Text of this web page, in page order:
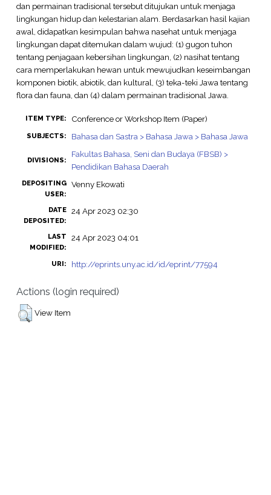
dan permainan tradisional tersebut ditujukan untuk menjaga
lingkungan hidup dan kelestarian alam. Berdasarkan hasil kajian
awal, didapatkan kesimpulan bahwa nasehat untuk menjaga
lingkungan dapat ditemukan dalam wujud: (1) gugon tuhon
tentang penjagaan kebersihan lingkungan, (2) nasihat tentang
cara memperlakukan hewan untuk mewujudkan keseimbangan
komponen biotik, abiotik, dan kultural, (3) teka-teki Jawa tentang
flora dan fauna, dan (4) dalam permainan tradisional Jawa.
ITEM TYPE: Conference or Workshop Item (Paper)
SUBJECTS: Bahasa dan Sastra > Bahasa Jawa > Bahasa Jawa
DIVISIONS:
Fakultas Bahasa, Seni dan Budaya (FBSB) >
Pendidikan Bahasa Daerah
DEPOSITING
USER:
Venny Ekowati
DATE
DEPOSITED:
24 Apr 2023 02:30
LAST
MODIFIED:
24 Apr 2023 04:01
URI: http://eprints.uny.ac.id/id/eprint/77594
Actions (login required)
View Item